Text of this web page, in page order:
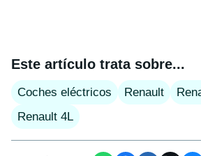
Este artículo trata sobre...
Coches eléctricos Renault
Renault 4L